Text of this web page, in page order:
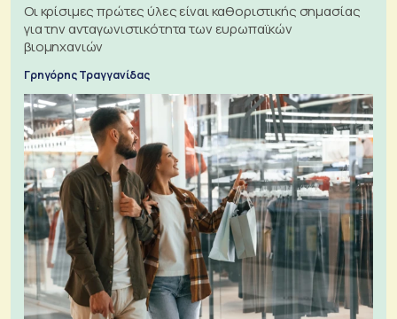
Οι κρίσιμες πρώτες ύλες είναι καθοριστικής σημασίας
για την ανταγωνιστικότητα των ευρωπαϊκών
βιομηχανιών
Γρηγόρης Τραγγανίδας